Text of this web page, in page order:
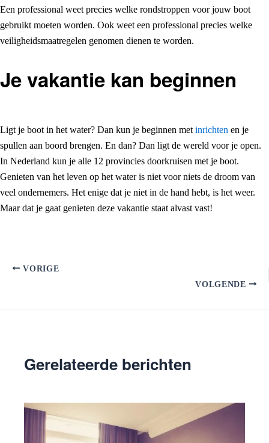
Een professional weet precies welke rondstroppen voor jouw boot
gebruikt moeten worden. Ook weet een professional precies welke
veiligheidsmaatregelen genomen dienen te worden.
Je vakantie kan beginnen
Ligt je boot in het water? Dan kun je beginnen met inrichten en je
spullen aan boord brengen. En dan? Dan ligt de wereld voor je open.
In Nederland kun je alle 12 provincies doorkruisen met je boot.
Genieten van het leven op het water is niet voor niets de droom van
veel ondernemers. Het enige dat je niet in de hand hebt, is het weer.
Maar dat je gaat genieten deze vakantie staat alvast vast!
VORIGE
VOLGENDE
Gerelateerde berichten